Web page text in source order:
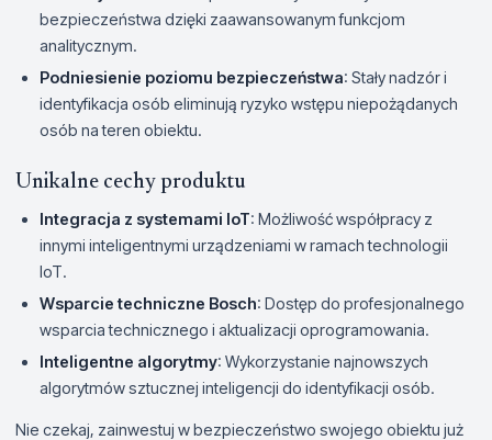
bezpieczeństwa dzięki zaawansowanym funkcjom
analitycznym.
Podniesienie poziomu bezpieczeństwa: Stały nadzór i
identyfikacja osób eliminują ryzyko wstępu niepożądanych
osób na teren obiektu.
Unikalne cechy produktu
Integracja z systemami IoT: Możliwość współpracy z
innymi inteligentnymi urządzeniami w ramach technologii
IoT.
Wsparcie techniczne Bosch: Dostęp do profesjonalnego
wsparcia technicznego i aktualizacji oprogramowania.
Inteligentne algorytmy: Wykorzystanie najnowszych
algorytmów sztucznej inteligencji do identyfikacji osób.
Nie czekaj, zainwestuj w bezpieczeństwo swojego obiektu już